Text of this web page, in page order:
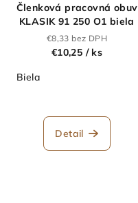
Členková pracovná obuv
KLASIK 91 250 O1 biela
€8,33 bez DPH
€10,25 / ks
Biela
Detail